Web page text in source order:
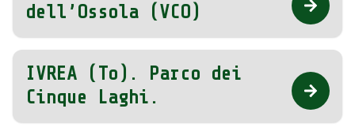
dell’Ossola (VCO)
IVREA (To). Parco dei
Cinque Laghi.